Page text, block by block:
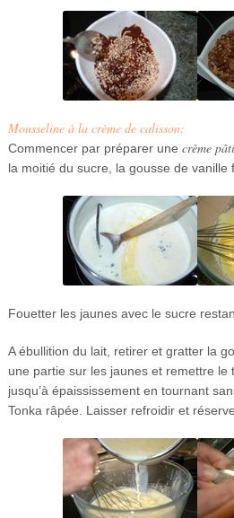
Mousseline à la crème de calisson:
Commencer par préparer une crème
la moitié du sucre, la gousse de vanille
Fouetter les jaunes avec le sucre
A ébullition du lait, retirer et gratter la
une partie sur les jaunes et remettre le
jusqu’à épaississement en tournant
Tonka râpée. Laisser refroidir et